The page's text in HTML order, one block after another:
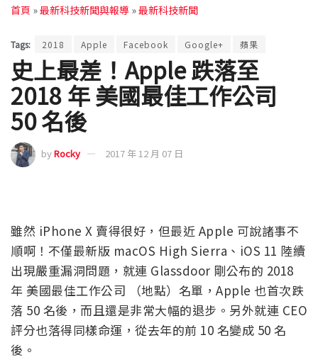
首頁 »最新科技新聞與報導 »最新科技新聞
Tags: 2018 Apple Facebook Google+ 蘋果
史上最差！Apple 跌落至
2018 年 美國最佳工作公司
50 名後
byRocky 2017 年 12 月 07 日
雖然 iPhone X 賣得很好，但最近 Apple 可說諸事不
順啊！不僅最新版 macOS High Sierra、iOS 11 陸續
出現嚴重漏洞問題，就連 Glassdoor 剛公布的 2018
年 美國最佳工作公司 （地點）名單，Apple 也首次跌
落 50 名後，而且還是非常大幅的退步。另外就連 CEO
評分也落得同樣命運，從去年的前 10 名變成 50 名
後。